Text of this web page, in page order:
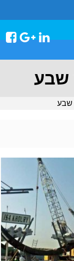
שבע
שבע